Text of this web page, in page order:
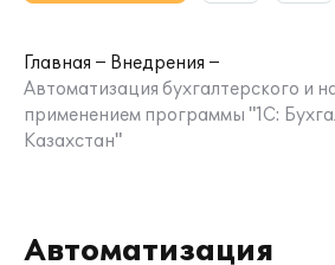
Главная
Внедрения
Автоматизация бухгалтерского и
применением программы "1С:
Казахстан"
Автоматизация